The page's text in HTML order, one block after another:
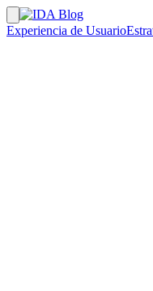
Experiencia de Usuario